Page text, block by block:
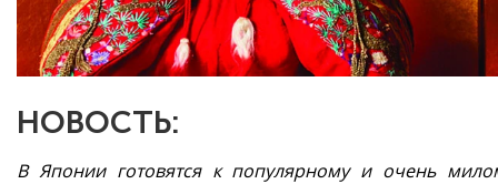
НОВОСТЬ:
В Японии готовятся к популярному и очень